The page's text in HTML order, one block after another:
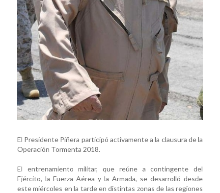
El Presidente Piñera participó activamente a la clausura de la
Operación Tormenta 2018.
El entrenamiento militar, que reúne a contingente del
Ejército, la Fuerza Aérea y la Armada, se desarrolló desde
este miércoles en la tarde en distintas zonas de las regiones